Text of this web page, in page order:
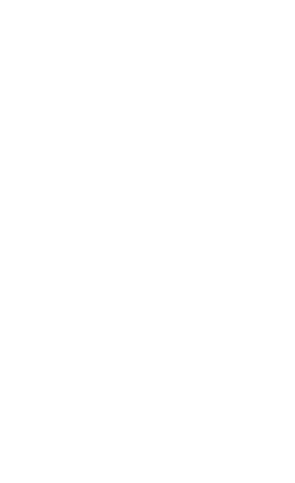
in, Color: Verde, Talla: 5XL